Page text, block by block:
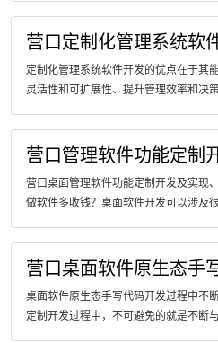
营口定制化管理系统软
定制化管理系统软件开发的优点在于其
灵活性和可扩展性、提升管理效率和决
营口管理软件功能定制
营口桌面管理软件功能定制开发及实现
做软件多收钱？桌面软件开发可以涉及
营口桌面软件原生态手
桌面软件原生态手写代码开发过程中不
定制开发过程中，不可避免的就是不断